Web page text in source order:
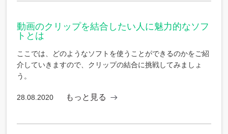
動画のクリップを結合したい人に魅力的なソフ
トとは
ここでは、どのようなソフトを使うことができるのかをご紹
介していきますので、クリップの結合に挑戦してみましょ
う。
28.08.2020 もっと見る